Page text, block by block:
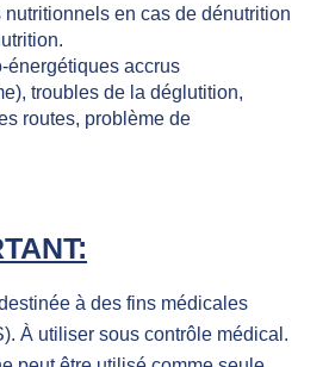
nutritionnels en cas de dénutrition
énergétiques accrus
troubles de la déglutition,
routes, problème de
à des fins médicales
À utiliser sous contrôle médical.